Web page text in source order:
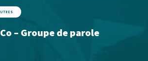
– Groupe de parole